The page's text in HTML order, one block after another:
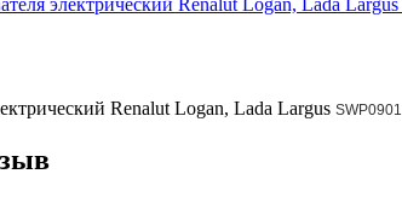
Renalut Logan, Lada Largus SWP0901